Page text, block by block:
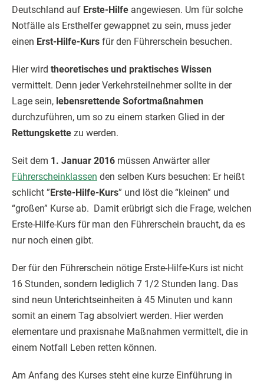
Deutschland auf Erste-Hilfe angewiesen. Um für solche
Notfälle als Ersthelfer gewappnet zu sein, muss jeder
einen Erst-Hilfe-Kurs für den Führerschein besuchen.
Hier wird theoretisches und praktisches Wissen
vermittelt. Denn jeder Verkehrsteilnehmer sollte in der
Lage sein, lebensrettende Sofortmaßnahmen
durchzuführen, um so zu einem starken Glied in der
Rettungskette zu werden.
Seit dem 1. Januar 2016 müssen Anwärter aller
Führerscheinklassen den selben Kurs besuchen: Er heißt
schlicht ”Erste-Hilfe-Kurs” und löst die “kleinen” und
“großen” Kurse ab. Damit erübrigt sich die Frage, welchen
Erste-Hilfe-Kurs für man den Führerschein braucht, da es
nur noch einen gibt.
Der für den Führerschein nötige Erste-Hilfe-Kurs ist nicht
16 Stunden, sondern lediglich 7 1/2 Stunden lang. Das
sind neun Unterichtseinheiten à 45 Minuten und kann
somit an einem Tag absolviert werden. Hier werden
elementare und praxisnahe Maßnahmen vermittelt, die in
einem Notfall Leben retten können.
Am Anfang des Kurses steht eine kurze Einführung in